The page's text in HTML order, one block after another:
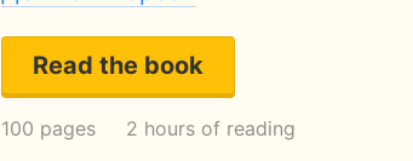
Read the book
100 pages 2 hours of reading